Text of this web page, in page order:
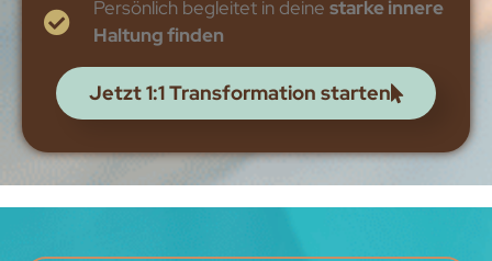
Persönlich begleitet in deine starke innere
Haltung finden
Jetzt 1:1 Transformation starten